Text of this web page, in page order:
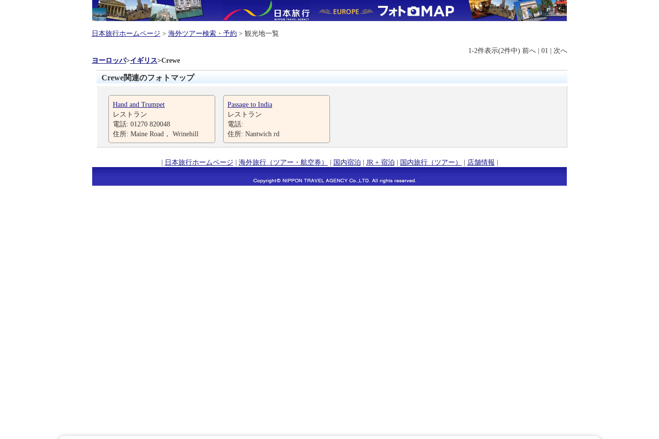
日本旅行ホームページ > 海外ツアー検索・予約 > 観光地一覧
1-2件表示(2件中) 前へ | 01 | 次へ
ヨーロッパ>イギリス>Crewe
Crewe関連のフォトマップ
Hand and Trumpet
レストラン
電話: 01270 820048
住所: Maine Road， Wrinehill
Passage to India
レストラン
電話:
住所: Nantwich rd
| 日本旅行ホームページ | 海外旅行（ツアー・航空券） | 国内宿泊 | JR + 宿泊 | 国内旅行（ツアー） | 店舗情報 |